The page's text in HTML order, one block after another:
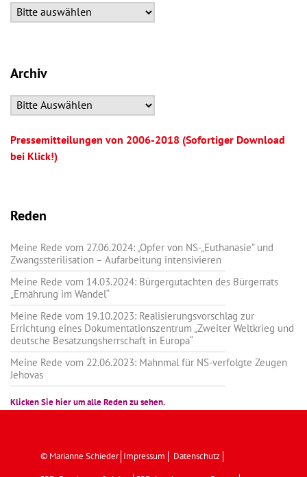
Archiv
Pressemitteilungen von 2006-2018 (Sofortiger Download
bei Klick!)
Reden
Meine Rede vom 27.06.2024: „Opfer von NS-„Euthanasie” und
Zwangssterilisation – Aufarbeitung intensivieren
Meine Rede vom 14.03.2024: Bürgergutachten des Bürgerrats
„Ernährung im Wandel“
Meine Rede vom 19.10.2023: Realisierungsvorschlag zur
Errichtung eines Dokumentationszentrum „Zweiter Weltkrieg und
deutsche Besatzungsherrschaft in Europa“
Meine Rede vom 22.06.2023: Mahnmal für NS-verfolgte Zeugen
Jehovas
Klicken Sie hier um alle Reden zu sehen.
© Marianne Schieder Impressum Datenschutz